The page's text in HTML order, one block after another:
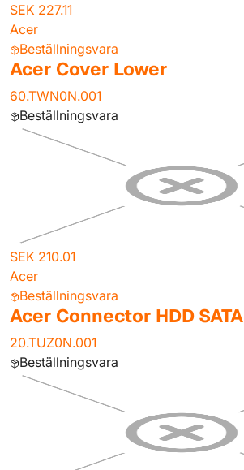
SEK 227.11
Acer
Beställningsvara
Acer Cover Lower
60.TWN0N.001
Beställningsvara
SEK 210.01
Acer
Beställningsvara
Acer Connector HDD SATA
20.TUZ0N.001
Beställningsvara